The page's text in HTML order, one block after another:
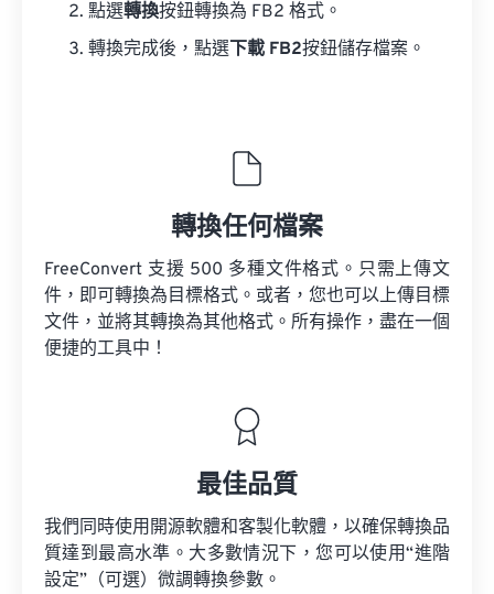
點選轉換按鈕轉換為 FB2 格式。
轉換完成後，點選 下載 FB2按鈕儲存檔案。
轉換任何檔案
FreeConvert 支援 500 多種文件格式。只需上傳文
件，即可轉換為目標格式。或者，您也可以上傳目標
文件，並將其轉換為其他格式。所有操作，盡在一個
便捷的工具中！
最佳品質
我們同時使用開源軟體和客製化軟體，以確保轉換品
質達到最高水準。大多數情況下，您可以使用“進階
設定”（可選）微調轉換參數。